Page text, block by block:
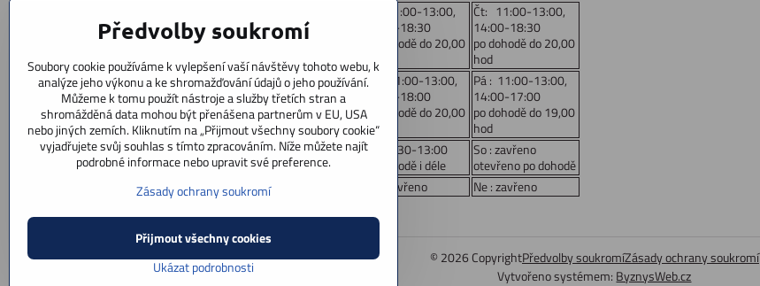
Čt: 11:00-13:00,
14:00-18:30
po dohodě do 20,00
hod
Čt: 11:00-13:00,
14:00-18:30
po dohodě do 20,00
hod
Pá : 11:00-13:00,
14:00-18:00
po dohodě do 20,00
hod
Pá : 11:00-13:00,
14:00-17:00
po dohodě do 19,00
hod
So: 9:30-13:00
po dohodě i déle
So : zavřeno
otevřeno po dohodě
Ne : zavřeno
Ne : zavřeno
© 2026 CopyrightPředvolby soukromíZásady ochrany soukromí
Vytvořeno systémem: ByznysWeb.cz
Předvolby soukromí
Soubory cookie používáme k vylepšení vaší návštěvy tohoto webu, k
analýze jeho výkonu a ke shromažďování údajů o jeho používání.
Můžeme k tomu použít nástroje a služby třetích stran a
shromážděná data mohou být přenášena partnerům v EU, USA
nebo jiných zemích. Kliknutím na „Přijmout všechny soubory cookie“
vyjadřujete svůj souhlas s tímto zpracováním. Níže můžete najít
podrobné informace nebo upravit své preference.
Zásady ochrany soukromí
Ukázat podrobnosti
Přijmout všechny cookies